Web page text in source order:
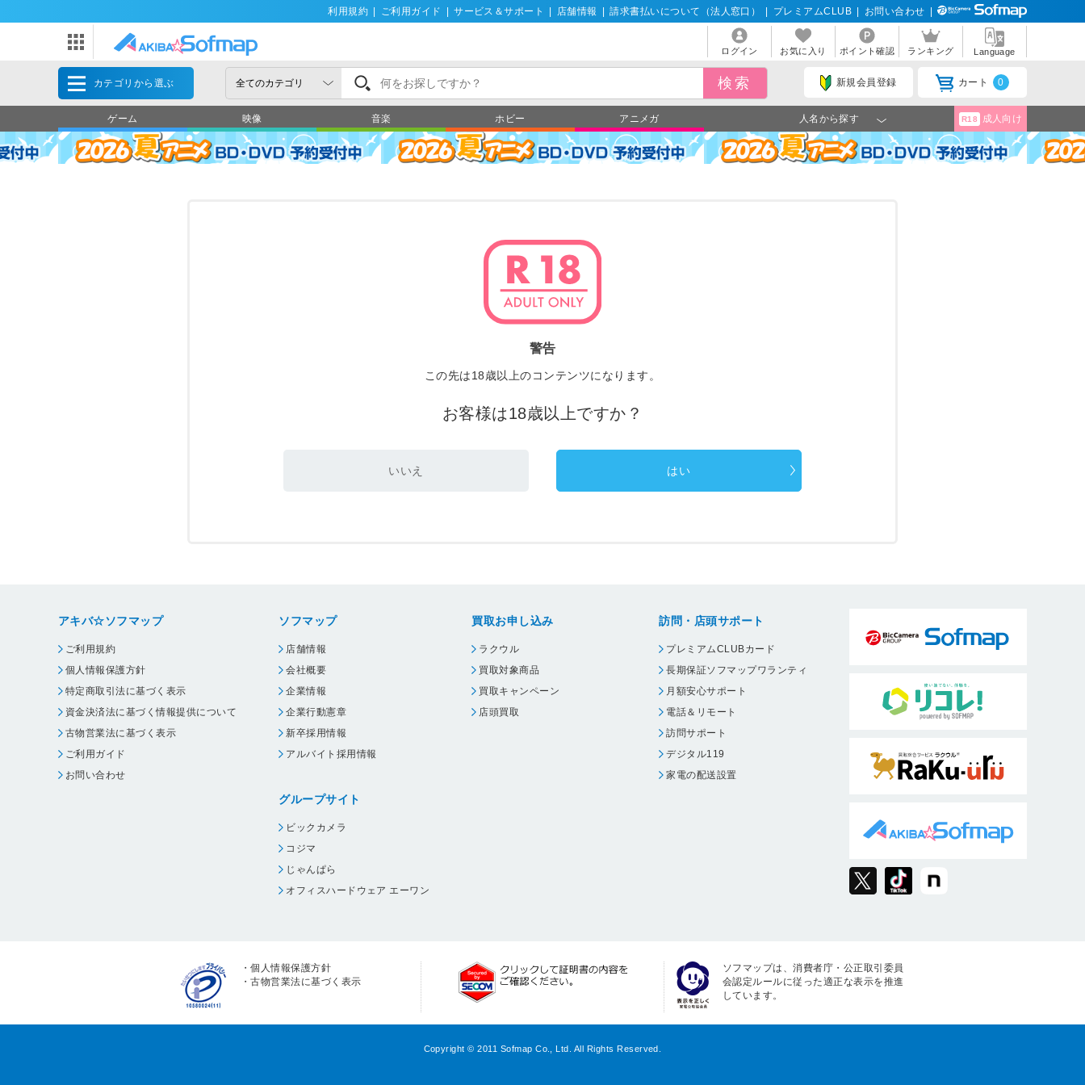
利用規約 ご利用ガイド サービス＆サポート 店舗情報 請求書払いについて（法人窓口） プレミアムCLUB お問い合わせ
ログイン お気に入り ポイント確認 ランキング Language
カテゴリから選ぶ 新規会員登録 カート 0
ゲーム 映像 音楽 ホビー アニメガ 人名から探す R18 成人向け
警告
この先は18歳以上のコンテンツになります。
お客様は18歳以上ですか？
いいえ はい
アキバ☆ソフマップ
ご利用規約
個人情報保護方針
特定商取引法に基づく表示
資金決済法に基づく情報提供について
古物営業法に基づく表示
ご利用ガイド
お問い合わせ
ソフマップ
店舗情報
会社概要
企業情報
企業行動憲章
新卒採用情報
アルバイト採用情報
グループサイト
ビックカメラ
コジマ
じゃんぱら
オフィスハードウェア エーワン
買取お申し込み
ラクウル
買取対象商品
買取キャンペーン
店頭買取
訪問・店頭サポート
プレミアムCLUBカード
長期保証ソフマップワランティ
月額安心サポート
電話＆リモート
訪問サポート
デジタル119
家電の配送設置
・個人情報保護方針
・古物営業法に基づく表示
ソフマップは、消費者庁・公正取引委員
会認定ルールに従った適正な表示を推進
しています。
Copyright © 2011 Sofmap Co., Ltd. All Rights Reserved.